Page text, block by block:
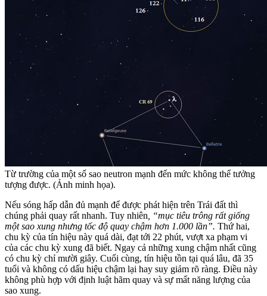
Từ trường của một số sao neutron mạnh đến mức không thể tưởng
tượng được. (Ảnh minh họa).
Nếu sóng hấp dẫn đủ mạnh để được phát hiện trên Trái đất thì
chúng phải quay rất nhanh. Tuy nhiên , “mục tiêu trông rất giống
một sao xung nhưng tốc độ quay chậm hơn 1.000 lần”. Thứ hai,
chu kỳ của tín hiệu này quá dài, đạt tới 22 phút, vượt xa phạm vi
của các chu kỳ xung đã biết. Ngay cả những xung chậm nhất cũng
có chu kỳ chỉ mười giây. Cuối cùng, tín hiệu tồn tại quá lâu, đã 35
tuổi và không có dấu hiệu chậm lại hay suy giảm rõ ràng. Điều này
không phù hợp với định luật hãm quay và sự mất năng lượng của
sao xung.